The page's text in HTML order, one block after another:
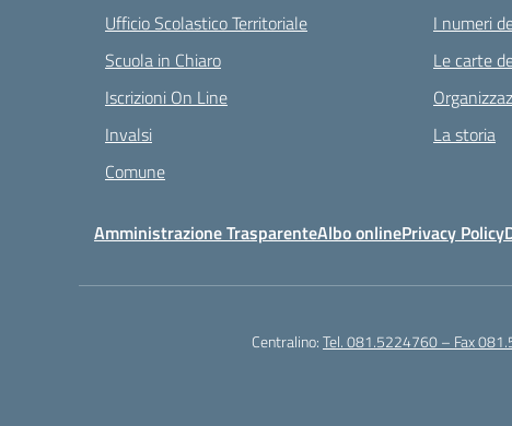
Ufficio Scolastico Territoriale
Scuola in Chiaro
Iscrizioni On Line
Invalsi
Comune
I numeri
Le carte
La storia
Amministrazione TrasparenteAlbo onlinePrivacy Policy
Centralino:Tel. 081.5224760 – Fax